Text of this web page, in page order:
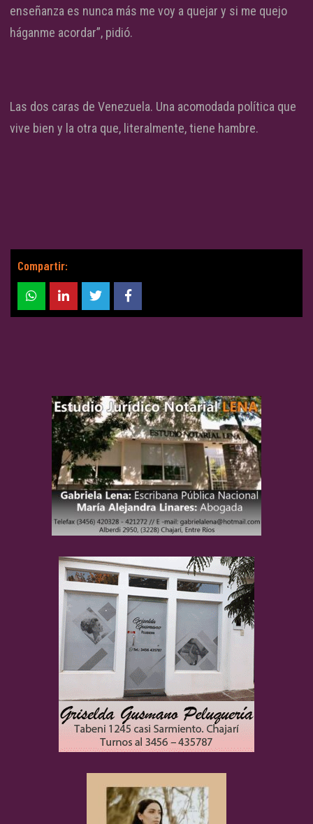
enseñanza es nunca más me voy a quejar y si me quejo
háganme acordar”, pidió.
Las dos caras de Venezuela. Una acomodada política que
vive bien y la otra que, literalmente, tiene hambre.
Compartir: